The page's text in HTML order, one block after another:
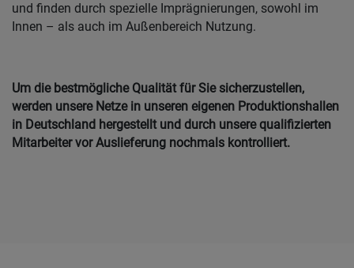
und finden durch spezielle Imprägnierungen, sowohl im
Innen – als auch im Außenbereich Nutzung.
Um die bestmögliche Qualität für Sie sicherzustellen,
werden unsere Netze in unseren eigenen Produktionshallen
in Deutschland hergestellt und durch unsere qualifizierten
Mitarbeiter vor Auslieferung nochmals kontrolliert.